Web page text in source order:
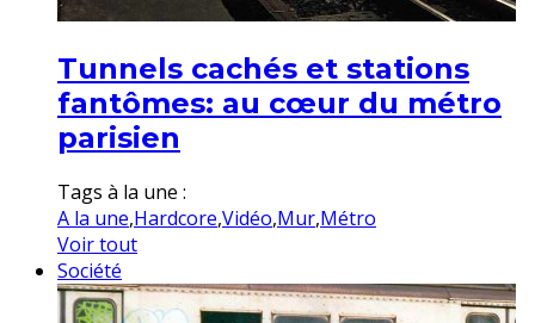
Tunnels cachés et stations
fantômes: au cœur du métro
parisien
Tags à la une :
A la une,Hardcore,Vidéo,Mur,Métro
Voir tout
Société